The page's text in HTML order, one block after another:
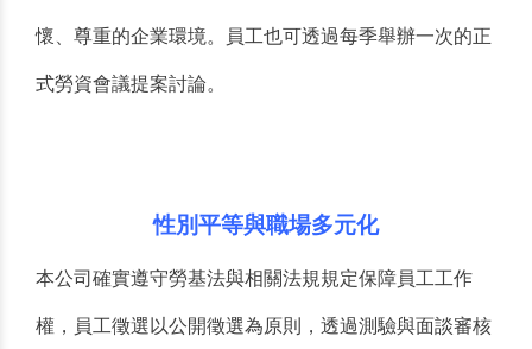
懷、尊重的企業環境。員工也可透過每季舉辦一次的正
式勞資會議提案討論。
性別平等與職場多元化
本公司確實遵守勞基法與相關法規規定保障員工工作
權，員工徵選以公開徵選為原則，透過測驗與面談審核